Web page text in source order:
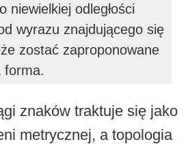
niewielkiej odległości
wyrazu znajdującego się
zostać zaproponowane
forma.
znaków traktuje się jako
metrycznej, a topologia